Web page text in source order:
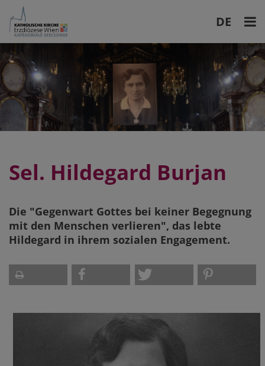
DE
EN
Sel. Hildegard Burjan
Die "Gegenwart Gottes bei keiner Begegnung
mit den Menschen verlieren", das lebte
Hildegard in ihrem sozialen Engagement.